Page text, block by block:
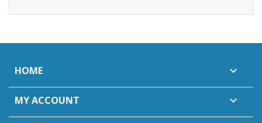
HOME 
MY ACCOUNT 